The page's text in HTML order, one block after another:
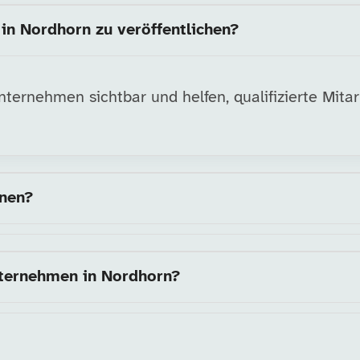
Nordhorn zu veröffentlichen?
sichtbar und helfen, qualifizierte
in Nordhorn?